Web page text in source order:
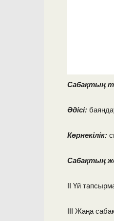
Сабақтың
Әдісі:
Көрнекілік:
Сабақтың
II Үй
III Жаңа